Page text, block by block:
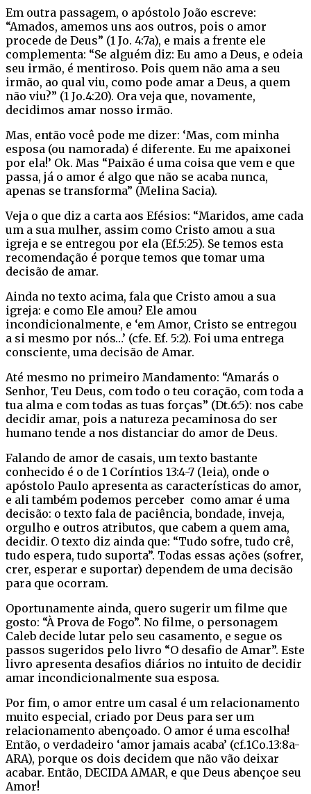
Em outra passagem, o apóstolo João escreve:
“Amados, amemos uns aos outros, pois o amor
procede de Deus” (1 Jo. 4:7a), e mais a frente ele
complementa: “Se alguém diz: Eu amo a Deus, e odeia
seu irmão, é mentiroso. Pois quem não ama a seu
irmão, ao qual viu, como pode amar a Deus, a quem
não viu?” (1 Jo.4:20). Ora veja que, novamente,
decidimos amar nosso irmão.
Mas, então você pode me dizer: ‘Mas, com minha
esposa (ou namorada) é diferente. Eu me apaixonei
por ela!’ Ok. Mas “Paixão é uma coisa que vem e que
passa, já o amor é algo que não se acaba nunca,
apenas se transforma” (Melina Sacia).
Veja o que diz a carta aos Efésios: “Maridos, ame cada
um a sua mulher, assim como Cristo amou a sua
igreja e se entregou por ela (Ef.5:25). Se temos esta
recomendação é porque temos que tomar uma
decisão de amar.
Ainda no texto acima, fala que Cristo amou a sua
igreja: e como Ele amou? Ele amou
incondicionalmente, e ‘em Amor, Cristo se entregou
a si mesmo por nós…’ (cfe. Ef. 5:2). Foi uma entrega
consciente, uma decisão de Amar.
Até mesmo no primeiro Mandamento: “Amarás o
Senhor, Teu Deus, com todo o teu coração, com toda a
tua alma e com todas as tuas forças” (Dt.6:5): nos cabe
decidir amar, pois a natureza pecaminosa do ser
humano tende a nos distanciar do amor de Deus.
Falando de amor de casais, um texto bastante
conhecido é o de 1 Coríntios 13:4-7 (leia), onde o
apóstolo Paulo apresenta as características do amor,
e ali também podemos perceber como amar é uma
decisão: o texto fala de paciência, bondade, inveja,
orgulho e outros atributos, que cabem a quem ama,
decidir. O texto diz ainda que: “Tudo sofre, tudo crê,
tudo espera, tudo suporta”. Todas essas ações (sofrer,
crer, esperar e suportar) dependem de uma decisão
para que ocorram.
Oportunamente ainda, quero sugerir um filme que
gosto: “À Prova de Fogo”. No filme, o personagem
Caleb decide lutar pelo seu casamento, e segue os
passos sugeridos pelo livro “O desafio de Amar”. Este
livro apresenta desafios diários no intuito de decidir
amar incondicionalmente sua esposa.
Por fim, o amor entre um casal é um relacionamento
muito especial, criado por Deus para ser um
relacionamento abençoado. O amor é uma escolha!
Então, o verdadeiro ‘amor jamais acaba’ (cf.1Co.13:8a-
ARA), porque os dois decidem que não vão deixar
acabar. Então, DECIDA AMAR, e que Deus abençoe seu
Amor!